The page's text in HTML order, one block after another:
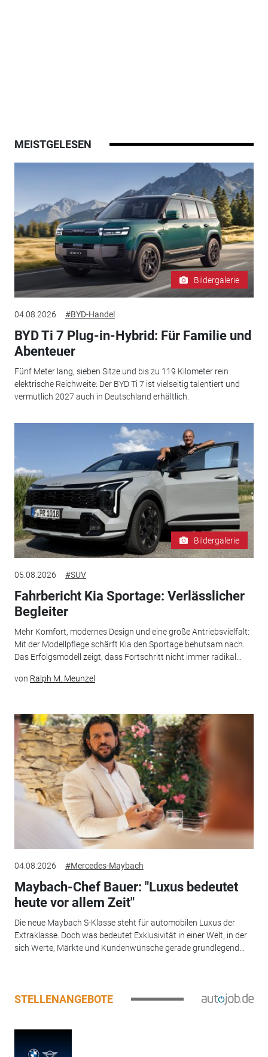
MEISTGELESEN
Bildergalerie
04.08.2026 #BYD-Handel
BYD Ti 7 Plug-in-Hybrid: Für Familie und
Abenteuer
Fünf Meter lang, sieben Sitze und bis zu 119 Kilometer rein
elektrische Reichweite: Der BYD Ti 7 ist vielseitig talentiert und
vermutlich 2027 auch in Deutschland erhältlich.
Bildergalerie
05.08.2026 #SUV
Fahrbericht Kia Sportage: Verlässlicher
Begleiter
Mehr Komfort, modernes Design und eine große Antriebsvielfalt:
Mit der Modellpflege schärft Kia den Sportage behutsam nach.
Das Erfolgsmodell zeigt, dass Fortschritt nicht immer radikal...
von Ralph M. Meunzel
04.08.2026 #Mercedes-Maybach
Maybach-Chef Bauer: "Luxus bedeutet
heute vor allem Zeit"
Die neue Maybach S-Klasse steht für automobilen Luxus der
Extraklasse. Doch was bedeutet Exklusivität in einer Welt, in der
sich Werte, Märkte und Kundenwünsche gerade grundlegend...
STELLENANGEBOTE